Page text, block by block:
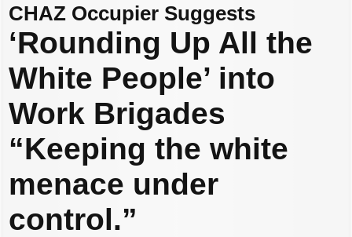
CHAZ Occupier Suggests
‘Rounding Up All the
White People’ into
Work Brigades
“Keeping the white
menace under
control.”